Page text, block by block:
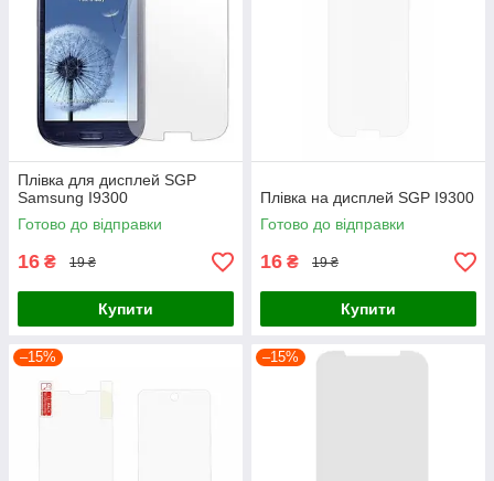
Плівка для дисплей SGP
Samsung I9300
Готово до відправки
16 ₴ 19 ₴
Купити
Плівка на дисплей SGP I9300
Готово до відправки
16 ₴ 19 ₴
Купити
–15% –15%